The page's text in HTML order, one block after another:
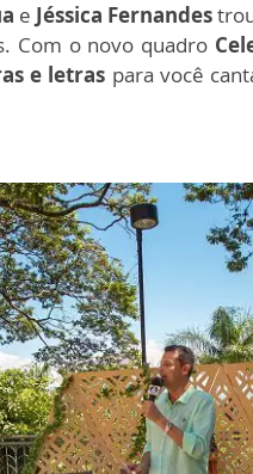
e Jéssica Fernandes
Com o novo quadro
e letras para você